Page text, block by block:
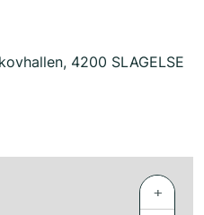
4200 SLAGELSE
+